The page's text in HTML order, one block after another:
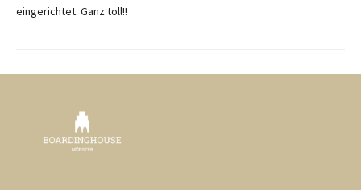
eingerichtet. Ganz toll!!